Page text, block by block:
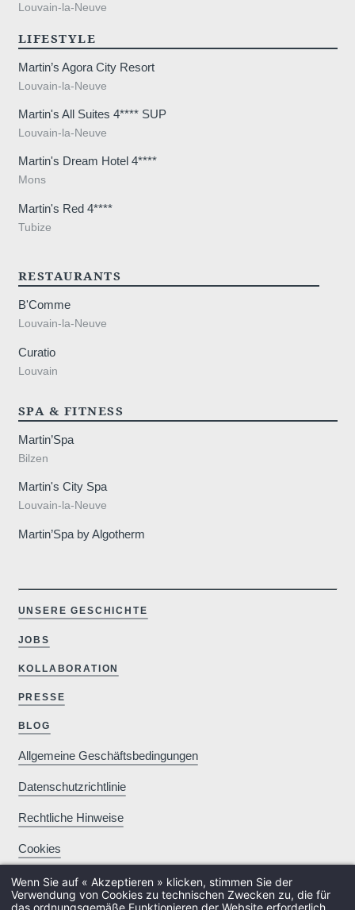
Louvain-la-Neuve
LIFESTYLE
Martin’s Agora City Resort
Louvain-la-Neuve
Martin's All Suites 4**** SUP
Louvain-la-Neuve
Martin's Dream Hotel 4****
Mons
Martin's Red 4****
Tubize
RESTAURANTS
B'Comme
Louvain-la-Neuve
Curatio
Louvain
SPA & FITNESS
Martin’Spa
Bilzen
Martin's City Spa
Louvain-la-Neuve
Martin’Spa by Algotherm
UNSERE GESCHICHTE
JOBS
KOLLABORATION
PRESSE
BLOG
Allgemeine Geschäftsbedingungen
Datenschutzrichtlinie
Rechtliche Hinweise
Cookies
Lieve-
18,
16 21 31
Praktische
Wenn Sie auf « Akzeptieren » klicken, stimmen Sie der
Verwendung von Cookies zu technischen Zwecken zu, die für
das ordnungsgemäße Funktionieren der Website erforderlich